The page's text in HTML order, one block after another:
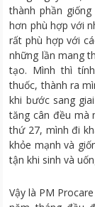
thành phần
hơn phù hợp với
rất phù hợp với
những lần mang
tạo. Mình thì
thuốc, thành ra
khi bước sang
tăng cân đều mà
thứ 27, mình đi
khỏe mạnh và
tận khi sinh và
Vậy là PM